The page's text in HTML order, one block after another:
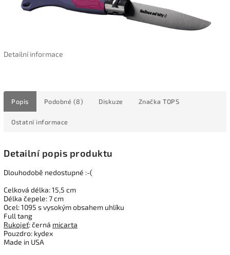
Detailní informace
Popis Podobné (8) Diskuze Značka TOPS
Ostatní informace
Detailní popis produktu
Dlouhodobě nedostupné :-(
Celková délka: 15,5 cm
Délka čepele: 7 cm
Ocel: 1095 s vysokým obsahem uhlíku
Full tang
Rukojeť: černá micarta
Pouzdro: kydex
Made in USA